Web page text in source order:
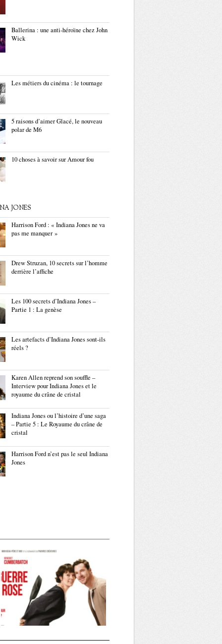
Ballerina : une anti-héroïne chez John
Wick
Les métiers du cinéma : le tournage
5 raisons d’aimer Glacé, le nouveau
polar de M6
10 choses à savoir sur Amour fou
JONES
Harrison Ford : « Indiana Jones ne va
pas me manquer »
Drew Struzan, 10 secrets sur l’homme
derrière l’affiche
Les 100 secrets d’Indiana Jones –
Partie 1 : La genèse
Les artefacts d’Indiana Jones sont-ils
réels ?
Karen Allen reprend son souffle –
Interview pour Indiana Jones et le
royaume du crâne de cristal
Indiana Jones ou l’histoire d’une saga
– Partie 5 : Le Royaume du crâne de
cristal
Harrison Ford n’est pas le seul Indiana
Jones